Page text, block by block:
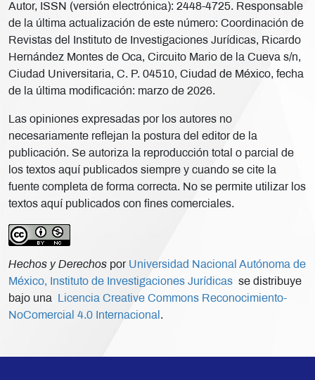
Autor, ISSN (versión electrónica): 2448-4725. Responsable
de la última actualización de este número: Coordinación de
Revistas del Instituto de Investigaciones Jurídicas, Ricardo
Hernández Montes de Oca, Circuito Mario de la Cueva s/n,
Ciudad Universitaria, C. P. 04510, Ciudad de México, fecha
de la última modificación: marzo de 2026.
Las opiniones expresadas por los autores no
necesariamente reflejan la postura del editor de la
publicación. Se autoriza la reproducción total o parcial de
los textos aquí publicados siempre y cuando se cite la
fuente completa de forma correcta. No se permite utilizar los
textos aquí publicados con fines comerciales.
Hechos y Derechos por Universidad Nacional Autónoma de
México, Instituto de Investigaciones Jurídicas se distribuye
bajo una
Licencia Creative Commons Reconocimiento-
NoComercial 4.0 Internacional .